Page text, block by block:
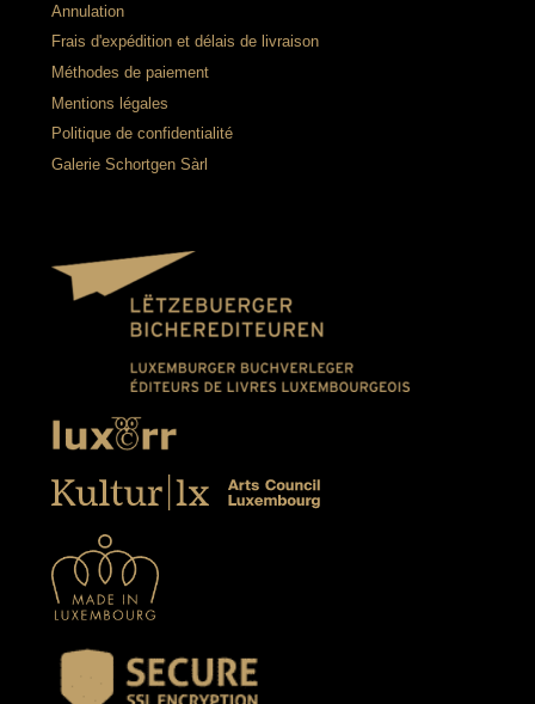
Annulation
Frais d'expédition et délais de livraison
Méthodes de paiement
Mentions légales
Politique de confidentialité
Galerie Schortgen Sàrl